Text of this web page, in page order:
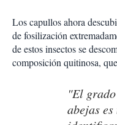
Los capullos ahora
de fosilización
de estos insectos se
composición quitinosa,
"El
abejas